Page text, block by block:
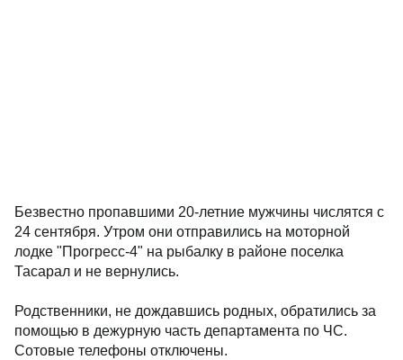
Безвестно пропавшими 20-летние мужчины числятся с
24 сентября. Утром они отправились на моторной
лодке "Прогресс-4" на рыбалку в районе поселка
Тасарал и не вернулись.
Родственники, не дождавшись родных, обратились за
помощью в дежурную часть департамента по ЧС.
Сотовые телефоны отключены.